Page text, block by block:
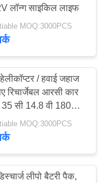
लॉन्ग साइकिल लाइफ
MOQ:3000PCS
हेलीकॉप्टर / हवाई जहाज
रिचार्जेबल आरसी कार
35 सी 14.8 वी 1800
ली पॉलिमर
MOQ:3000PCS
लीपो बैटरी पैक,